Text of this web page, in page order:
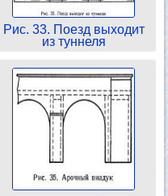
Рис. 33. Поезд выходит
из туннеля